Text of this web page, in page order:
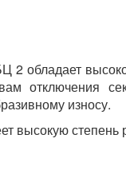
обладает
отключения
износу.
высокую степень